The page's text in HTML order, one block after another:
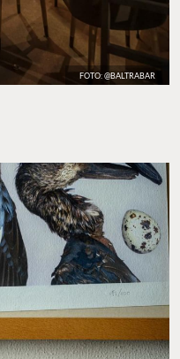
FOTO: @BALTRABAR